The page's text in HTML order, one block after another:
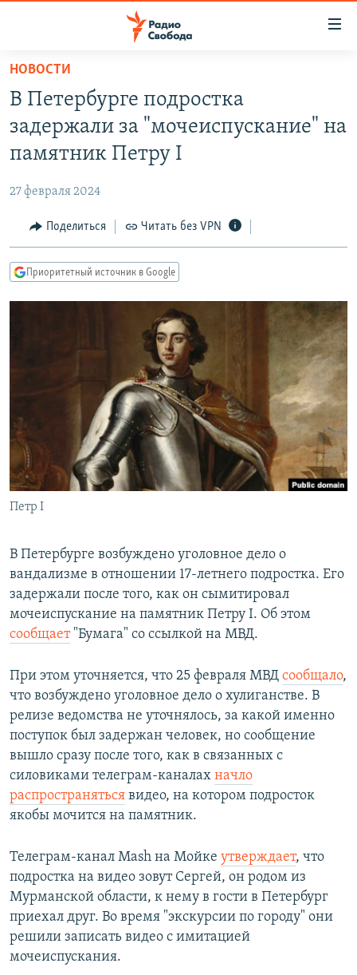
упрощенного
доступа
основному
Вернутся
Вернутся
ПРОГРАММЫ
ПОДКАСТЫ
АВТОРСКИЕ ПРОЕКТЫ
МНЕНИЯ
КУЛЬТУРА
КАВКАЗ.РЕАЛИИ
РАСПИСАНИЕ ВЕЩАНИЯ
ПОДПИШИТЕСЬ НА РАССЫЛКУ
СОЦИАЛЬНЫЕ СЕТИ
Все сайты РСЕ/РС
НОВОСТИ
В Петербурге подростка
задержали за "мочеиспускание" на
памятник Петру I
27 февраля 2024
Поделиться Читать без VPN
Приоритетный источник в Google
Петр I
В Петербурге возбуждено уголовное дело о
вандализме в отношении 17-летнего подростка. Его
задержали после того, как он сымитировал
мочеиспускание на памятник Петру I. Об этом
сообщает"Бумага" со ссылкой на МВД.
При этом уточняется, что 25 февраля МВД сообщало,
что возбуждено уголовное дело о хулиганстве. В
релизе ведомства не уточнялось, за какой именно
поступок был задержан человек, но сообщение
вышло сразу после того, как в связанных с
силовиками телеграм-каналах начло
распространяться видео, на котором подросток
якобы мочится на памятник.
Телеграм-канал Mash на Мойке утверждает, что
подростка на видео зовут Сергей, он родом из
Мурманской области, к нему в гости в Петербург
приехал друг. Во время "экскурсии по городу" они
решили записать видео с имитацией
мочеиспускания.